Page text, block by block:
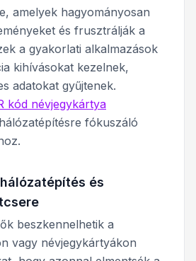
amelyek hagyományosan
és frusztrálják a
a gyakorlati alkalmazások
kihívásokat kezelnek,
adatokat gyűjtenek.
kód névjegykártya
fókuszáló
és
beszkennelhetik a
vagy névjegykártyákon